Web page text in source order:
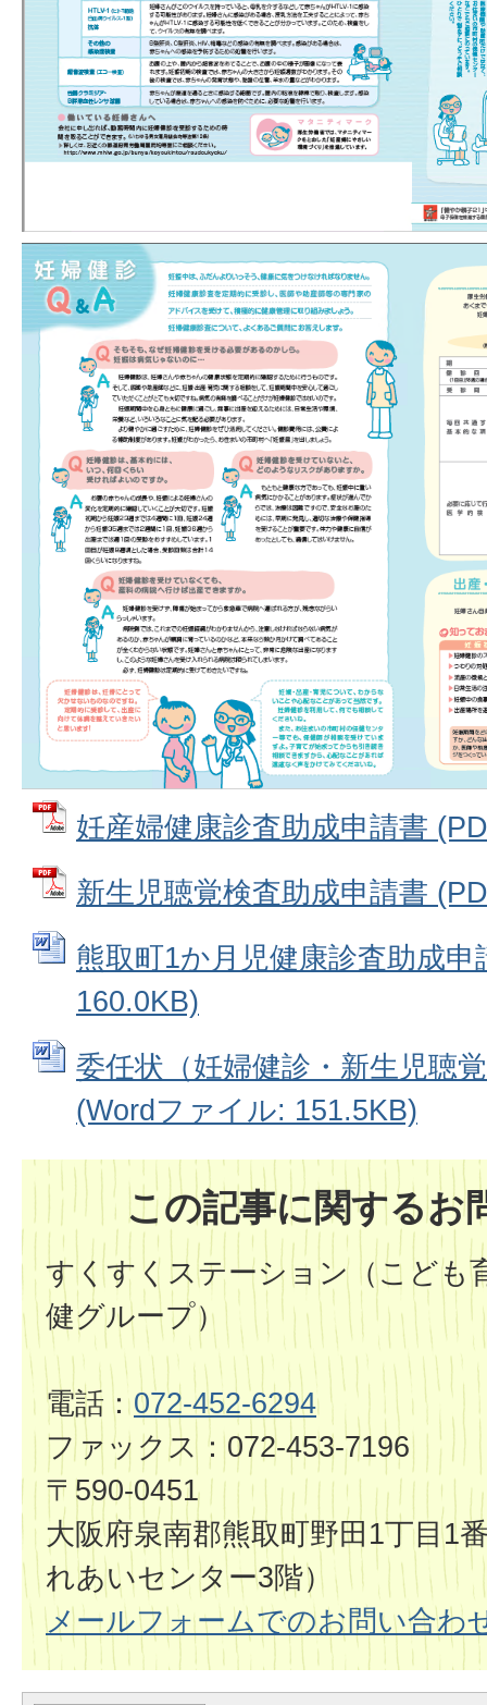
妊産婦健康診査助成申請書
新生児聴覚検査助成申請書
熊取町1か月児健康診査助成
160.0KB)
委任状（妊婦健診・新生児聴
(Wordファイル: 151.5KB)
この記事に関するお
すくすくステーション（こども
健グループ）
電話：072-452-6294
ファックス：072-453-7196
〒590-0451
大阪府泉南郡熊取町野田1丁目1
れあいセンター3階）
メールフォームでのお問い合わ